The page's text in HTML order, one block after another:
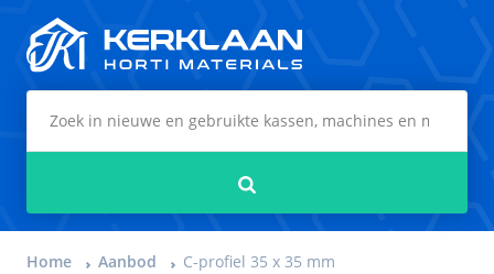
Home Aanbod C-profiel 35 x 35 mm